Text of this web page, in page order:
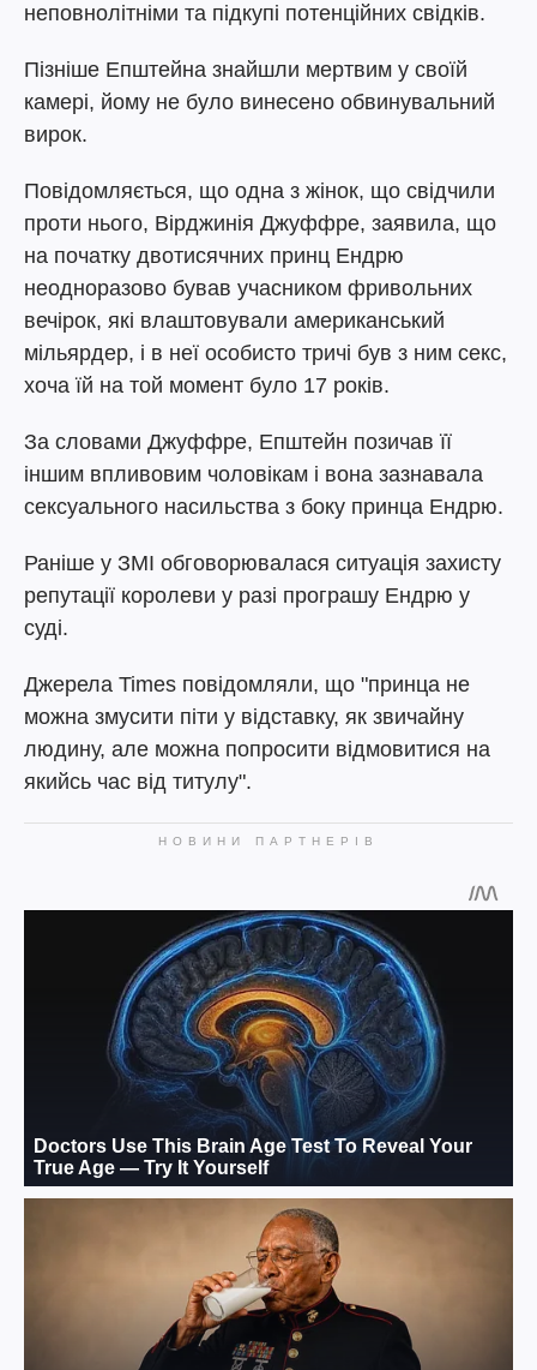
неповнолітніми та підкупі потенційних свідків.
Пізніше Епштейна знайшли мертвим у своїй
камері, йому не було винесено обвинувальний
вирок.
Повідомляється, що одна з жінок, що свідчили
проти нього, Вірджинія Джуффре, заявила, що
на початку двотисячних принц Ендрю
неодноразово бував учасником фривольних
вечірок, які влаштовували американський
мільярдер, і в неї особисто тричі був з ним секс,
хоча їй на той момент було 17 років.
За словами Джуффре, Епштейн позичав її
іншим впливовим чоловікам і вона зазнавала
сексуального насильства з боку принца Ендрю.
Раніше у ЗМІ обговорювалася ситуація захисту
репутації королеви у разі програшу Ендрю у
суді.
Джерела Times повідомляли, що "принца не
можна змусити піти у відставку, як звичайну
людину, але можна попросити відмовитися на
якийсь час від титулу".